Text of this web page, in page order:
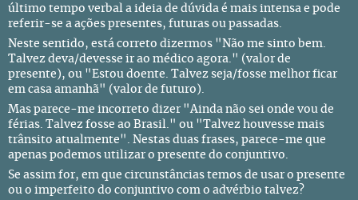
último tempo verbal a ideia de dúvida é mais intensa e pode
referir-se a ações presentes, futuras ou passadas.
Neste sentido, está correto dizermos "Não me sinto bem.
Talvez deva/devesse ir ao médico agora." (valor de
presente), ou "Estou doente. Talvez seja/fosse melhor ficar
em casa amanhã" (valor de futuro).
Mas parece-me incorreto dizer "Ainda não sei onde vou de
férias. Talvez fosse ao Brasil." ou "Talvez houvesse mais
trânsito atualmente". Nestas duas frases, parece-me que
apenas podemos utilizar o presente do conjuntivo.
Se assim for, em que circunstâncias temos de usar o presente
ou o imperfeito do conjuntivo com o advérbio talvez?